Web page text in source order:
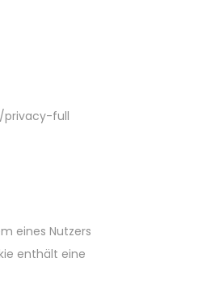
privacy-full
eines Nutzers
enthält eine